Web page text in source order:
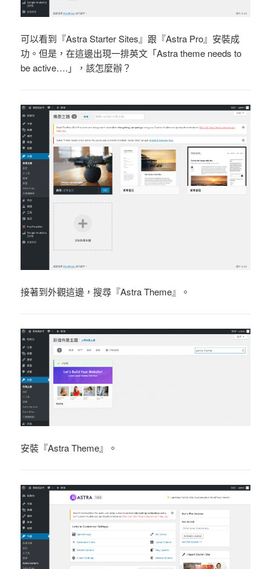
可以看到『Astra Starter Sites』跟『Astra Pro』安裝成
功。但是，在這邊出現一排英文「Astra theme needs to
be active….」，該怎麼辦？
接著到外觀這邊，搜尋『Astra Theme』。
安裝『Astra Theme』。